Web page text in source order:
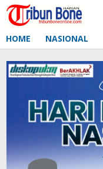
Lewati
ke
HOME NASIONAL